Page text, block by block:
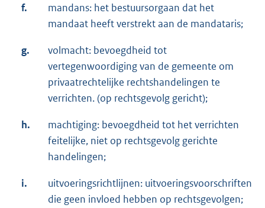
f.
mandans: het bestuursorgaan dat het
mandaat heeft verstrekt aan de mandataris;
g.
volmacht: bevoegdheid tot
vertegenwoordiging van de gemeente om
privaatrechtelijke rechtshandelingen te
verrichten. (op rechtsgevolg gericht);
h.
machtiging: bevoegdheid tot het verrichten
feitelijke, niet op rechtsgevolg gerichte
handelingen;
i.
uitvoeringsrichtlijnen: uitvoeringsvoorschriften
die geen invloed hebben op rechtsgevolgen;